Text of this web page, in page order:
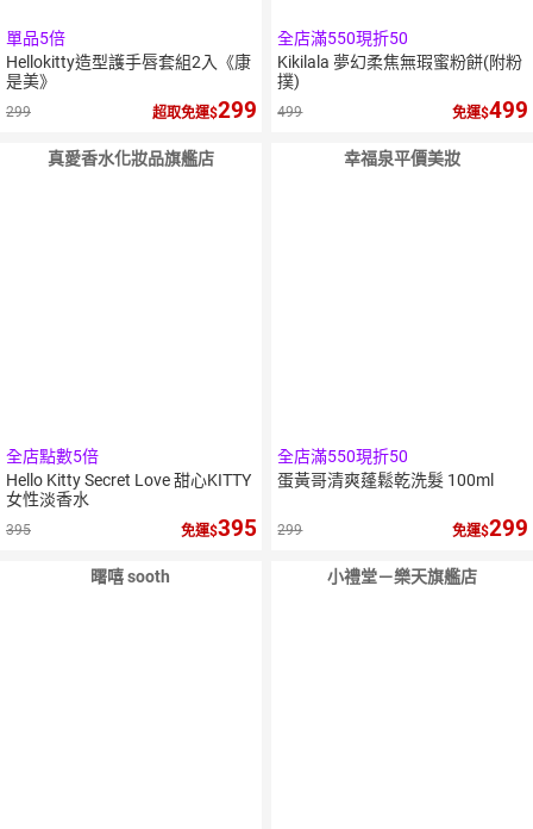
單品5倍
Hellokitty造型護手唇套組2入《康
是美》
299 超取免運 299
全店滿550現折50
Kikilala 夢幻柔焦無瑕蜜粉餅(附粉
撲)
499 免運 499
真愛香水化妝品旗艦店
全店點數5倍
Hello Kitty Secret Love 甜心KITTY
女性淡香水
395 免運 395
幸福泉平價美妝
全店滿550現折50
蛋黃哥清爽蓬鬆乾洗髮 100ml
299 免運 299
曙嘻 sooth 小禮堂－樂天旗艦店